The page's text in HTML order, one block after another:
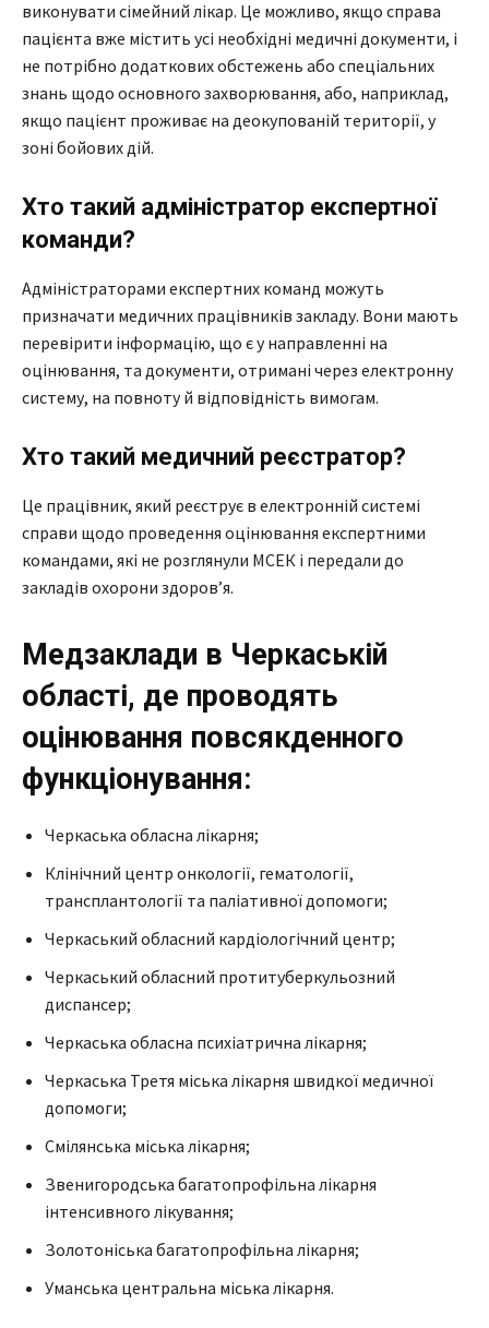
виконувати сімейний лікар. Це можливо, якщо справа
пацієнта вже містить усі необхідні медичні документи, і
не потрібно додаткових обстежень або спеціальних
знань щодо основного захворювання, або, наприклад,
якщо пацієнт проживає на деокупованій території, у
зоні бойових дій.
Хто такий адміністратор експертної
команди?
Адміністраторами експертних команд можуть
призначати медичних працівників закладу. Вони мають
перевірити інформацію, що є у направленні на
оцінювання, та документи, отримані через електронну
систему, на повноту й відповідність вимогам.
Хто такий медичний реєстратор?
Це працівник, який реєструє в електронній системі
справи щодо проведення оцінювання експертними
командами, які не розглянули МСЕК і передали до
закладів охорони здоровʼя.
Медзаклади в Черкаській
області, де проводять
оцінювання повсякденного
функціонування:
Черкаська обласна лікарня;
Клінічний центр онкології, гематології,
трансплантології та паліативної допомоги;
Черкаський обласний кардіологічний центр;
Черкаський обласний протитуберкульозний
диспансер;
Черкаська обласна психіатрична лікарня;
Черкаська Третя міська лікарня швидкої медичної
допомоги;
Смілянська міська лікарня;
Звенигородська багатопрофільна лікарня
інтенсивного лікування;
Золотоніська багатопрофільна лікарня;
Уманська центральна міська лікарня.